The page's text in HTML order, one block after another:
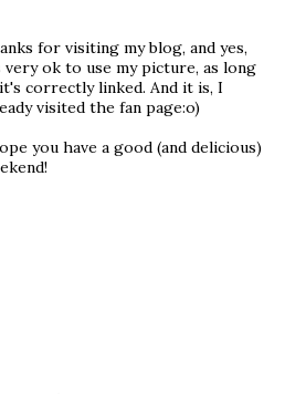
for visiting my blog, and yes,
very ok to use my picture, as long
correctly linked. And it is, I
visited the fan page:o)
you have a good (and delicious)